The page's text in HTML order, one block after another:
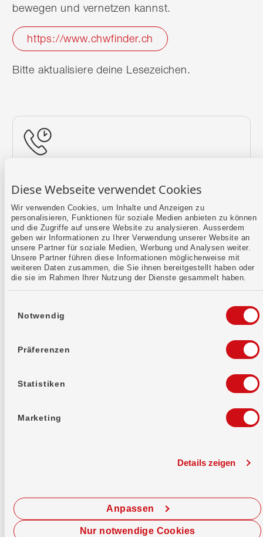
Diese Webseite verwendet Cookies
Wir verwenden Cookies, um Inhalte und Anzeigen zu
personalisieren, Funktionen für soziale Medien anbieten zu können
und die Zugriffe auf unsere Website zu analysieren. Ausserdem
geben wir Informationen zu Ihrer Verwendung unserer Website an
unsere Partner für soziale Medien, Werbung und Analysen weiter.
Unsere Partner führen diese Informationen möglicherweise mit
weiteren Daten zusammen, die Sie ihnen bereitgestellt haben oder
die sie im Rahmen Ihrer Nutzung der Dienste gesammelt haben.
Notwendig
Präferenzen
Statistiken
Marketing
Details zeigen
Anpassen
Nur notwendige Cookies
bewegen und vernetzen kannst.
https://www.chwfinder.ch
Bitte aktualisiere deine Lesezeichen.
Mehr erfahren
Kontaktformular
Jetzt chatten